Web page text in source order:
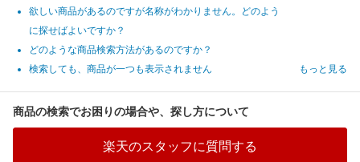
欲しい商品があるのですが名称がわかりません。どのよう
に探せばよいですか？
どのような商品検索方法があるのですか？
検索しても、商品が一つも表示されません
もっと見る
商品の検索でお困りの場合や、探し方について
楽天のスタッフに質問する